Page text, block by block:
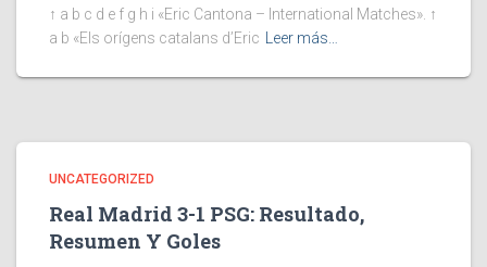
↑ a b c d e f g h i «Eric Cantona – International Matches». ↑
a b «Els orígens catalans d’Eric
Leer más…
UNCATEGORIZED
Real Madrid 3-1 PSG: Resultado,
Resumen Y Goles